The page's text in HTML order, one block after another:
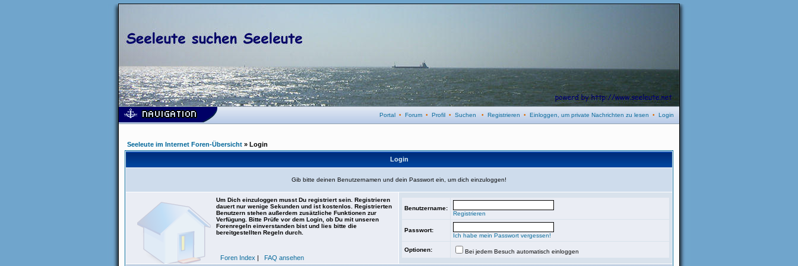
Portal • Forum • Profil • Suchen • Registrieren • Einloggen, um private Nachrichten zu lesen • Login
Seeleute im Internet Foren-Übersicht » Login
Login
Gib bitte deinen Benutzernamen und dein Passwort ein, um dich einzuloggen!
Um Dich einzuloggen musst Du registriert sein. Registrieren
dauert nur wenige Sekunden und ist kostenlos. Registrierten
Benutzern stehen außerdem zusätzliche Funktionen zur
Verfügung. Bitte Prüfe vor dem Login, ob Du mit unseren
Forenregeln einverstanden bist und lies bitte die
bereitgestellten Regeln durch.
Foren Index | FAQ ansehen
Benutzername:
Registrieren
Passwort:
Ich habe mein Passwort vergessen!
Optionen: Bei jedem Besuch automatisch einloggen